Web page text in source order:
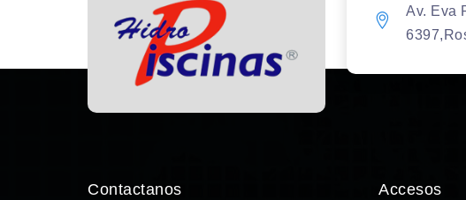
Av. Eva
Contactanos Accesos